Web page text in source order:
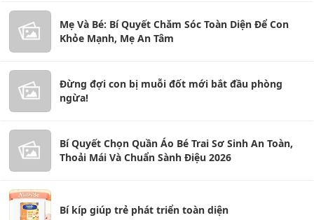
Mẹ Và Bé: Bí Quyết Chăm Sóc Toàn Diện Để Con
Khỏe Mạnh, Mẹ An Tâm
Đừng đợi con bị muỗi đốt mới bắt đầu phòng
ngừa!
Bí Quyết Chọn Quần Áo Bé Trai Sơ Sinh An Toàn,
Thoải Mái Và Chuẩn Sành Điệu 2026
Bí kíp giúp trẻ phát triển toàn diện